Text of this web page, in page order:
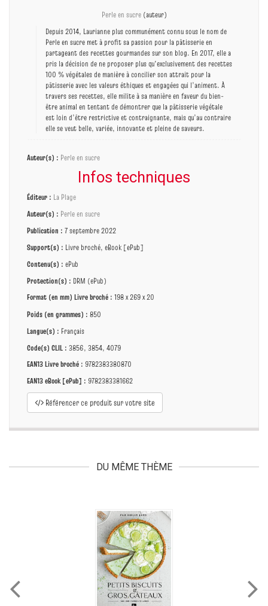
Perle en sucre(auteur)
Depuis 2014, Laurianne plus communément connu sous le nom de
Perle en sucre met à profit sa passion pour la pâtisserie en
partageant des recettes gourmandes sur son blog. En 2017, elle a
pris la décision de ne proposer plus qu'exclusivement des recettes
100 % végétales de manière à concilier son attrait pour la
pâtisserie avec les valeurs éthiques et engagées qui l’animent. À
travers ses recettes, elle milite à sa manière en faveur du bien-
être animal en tentant de démontrer que la pâtisserie végétale
est loin d’être restrictive et contraignante, mais qu’au contraire
elle se veut belle, variée, innovante et pleine de saveurs.
Auteur(s) : Perle en sucre
Infos techniques
Éditeur : La Plage
Auteur(s) : Perle en sucre
Publication : 7 septembre 2022
Support(s) : Livre broché, eBook [ePub]
Contenu(s) : ePub
Protection(s) : DRM (ePub)
Format (en mm) Livre broché : 198 x 269 x 20
Poids (en grammes) : 850
Langue(s) : Français
Code(s) CLIL : 3856, 3854, 4079
EAN13 Livre broché : 9782383380870
EAN13 eBook [ePub] : 9782383381662
Référencer ce produit sur votre site
DU MÊME THÈME